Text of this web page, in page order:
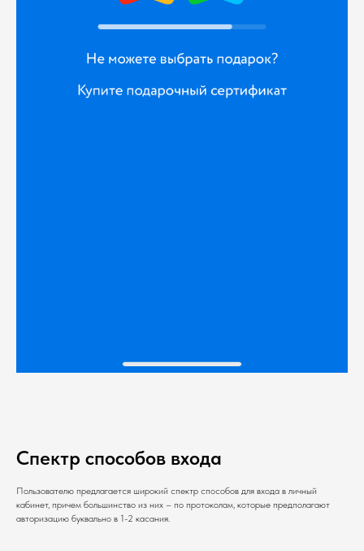
Спектр способов входа
Пользователю предлагается широкий спектр способов для входа в личный
кабинет, причем большинство из них – по протоколам, которые предполагают
авторизацию буквально в 1-2 касания.